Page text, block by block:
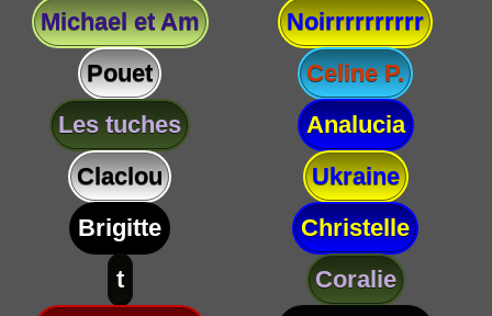
Michael et Am
Noirrrrrrrrrr
Pouet
Celine P.
Les tuches
Analucia
Claclou
Ukraine
Brigitte
Christelle
t
Coralie